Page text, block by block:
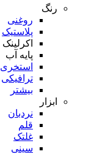
رنگ
روغنی
پلاستیک
اکرلینک
پایه آب
استخری
ترافیکی
بیشتر
ابزار
نردبان
قلم
غلتک
سینی